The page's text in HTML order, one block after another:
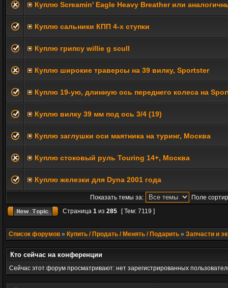
Куплю Screamin' Eagle Heavy Breather или
Куплю сальники КПП 4-х ступки
Куплю грипсу willie g scull
Куплю широкие траверсы на 39 вилку, Sportster
Куплю 19-ую, длинную ось переднего колеса на
Куплю вилку 39 мм под ось 3/4 (19)
Куплю заглушки оси маятника на туринг, Москва
Куплю стоковый руль Touring 14+, Москва
Куплю железки для Dyna 2001 года
Показать темы за:
Поле
Страница 1 из 285 [ Тем: 7119 ]
Список форумов » Купить / Продать / Менять / Подарить » Запчасти и
Кто сейчас на конференции
Сейчас этот форум просматривают: нет зарегистрированных